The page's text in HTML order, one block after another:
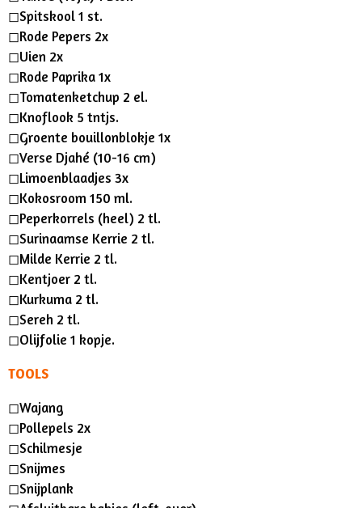
◻︎Spitskool 1 st.
◻︎Rode Pepers 2x
◻︎Uien 2x
◻︎Rode Paprika 1x
◻︎Tomatenketchup 2 el.
◻︎Knoflook 5 tntjs.
◻︎Groente bouillonblokje 1x
◻︎Verse Djahé (10-16 cm)
◻︎Limoenblaadjes 3x
◻︎Kokosroom 150 ml.
◻︎Peperkorrels (heel) 2 tl.
◻︎Surinaamse Kerrie 2 tl.
◻︎Milde Kerrie 2 tl.
◻︎Kentjoer 2 tl.
◻︎Kurkuma 2 tl.
◻︎Sereh 2 tl.
◻︎Olijfolie 1 kopje.
TOOLS
◻︎Wajang
◻︎Pollepels 2x
◻︎Schilmesje
◻︎Snijmes
◻︎Snijplank